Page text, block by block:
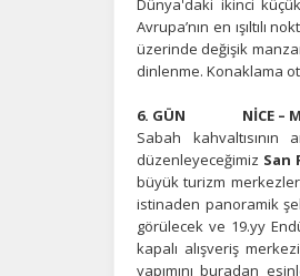
Dünya'daki ikinci
Avrupa’nın en ışıltılı
üzerinde değişik
dinlenme. Konaklama
6. GÜN NİCE –
Sabah kahvaltısının
düzenleyeceğimiz San
büyük turizm
istinaden panoramik
görülecek ve 19.yy
kapalı alışveriş
yapımını buradan